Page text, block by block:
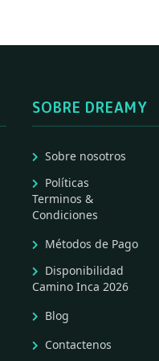
SOBRE DREAMY
Sobre nosotros
Políticas
Terminos &
Condiciones
Métodos de Pago
Disponibilidad
Camino Inca 2026
Blog
Contactenos